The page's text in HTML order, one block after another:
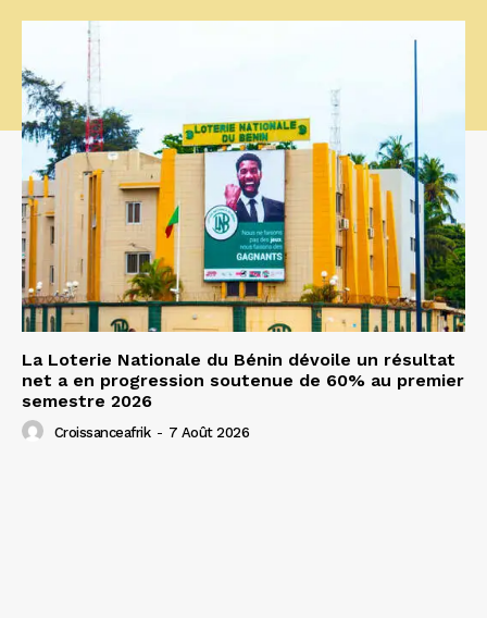
La Loterie Nationale du Bénin dévoile un résultat
net a en progression soutenue de 60% au premier
semestre 2026
Croissanceafrik - 7 Août 2026